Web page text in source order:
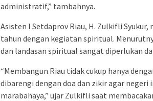
administratif,” tambahnya.
Asisten I Setdaprov Riau, H. Zulkifli
tahun dengan kegiatan spiritual.
dan landasan spiritual sangat diperlukan
“Membangun Riau tidak cukup hanya
dibarengi dengan doa dan zikir agar
marabahaya,” ujar Zulkifli saat